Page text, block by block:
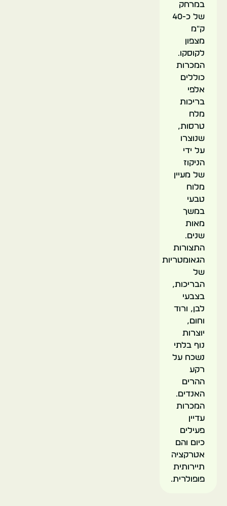
במרחק
של כ-40
ק"מ
מצפון
לקוסקו.
המכרות
כוללים
אלפי
בריכות
מלח
טרסות,
שנוצרו
על ידי
הניקוז
של מעיין
מלוח
טבעי
במשך
מאות
שנים.
התצורות
הגאומטריות
של
הבריכות,
בצבעי
לבן, ורוד
וחום,
יוצרות
נוף בלתי
נשכח על
רקע
ההרים
האנדים.
המכרות
עדיין
פעילים
כיום והם
אטרקציה
תיירותית
פופולרית.